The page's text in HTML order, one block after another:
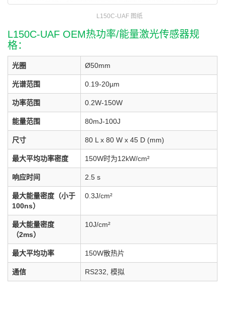
L150C-UAF 图纸
L150C-UAF OEM热功率/能量激光传感器规
格：
光圈 Ø50mm
光谱范围 0.19-20µm
功率范围 0.2W-150W
能量范围 80mJ-100J
尺寸 80 L x 80 W x 45 D (mm)
最大平均功率密度 150W时为12kW/cm²
响应时间 2.5 s
最大能量密度（小于
100ns）
0.3J/cm²
最大能量密度
（2ms）
10J/cm²
最大平均功率 150W散热片
通信 RS232, 模拟